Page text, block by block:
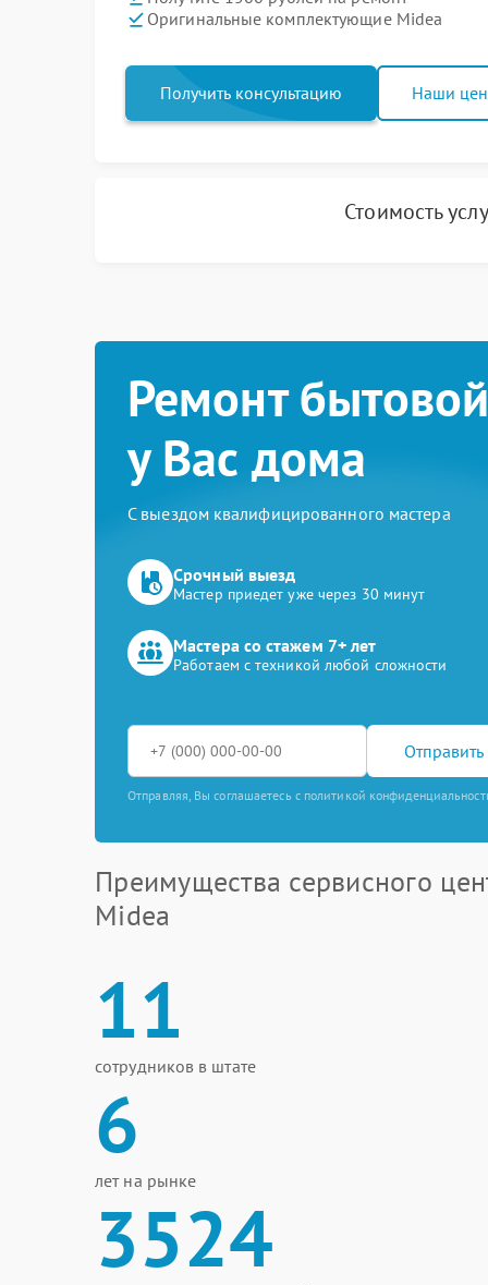
Оригинальные комплектующие Midea
Получить консультацию Наши
Стоимость
Ремонт
у Вас дома
С выездом квалифицированного мастера
Срочный выезд
Мастер приедет уже через 30 минут
Мастера со стажем 7+ лет
Работаем с техникой любой сложности
Отправить
Отправляя, Вы соглашаетесь с политикой
Преимущества сервисного
Midea
11
сотрудников в штате
6
лет на рынке
3524